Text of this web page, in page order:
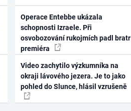
Operace Entebbe ukázala
schopnosti Izraele. Při
osvobozování rukojmích padl bratr
premiéra
Video zachytilo výzkumníka na
okraji lávového jezera. Je to jako
pohled do Slunce, hlásil vzrušeně